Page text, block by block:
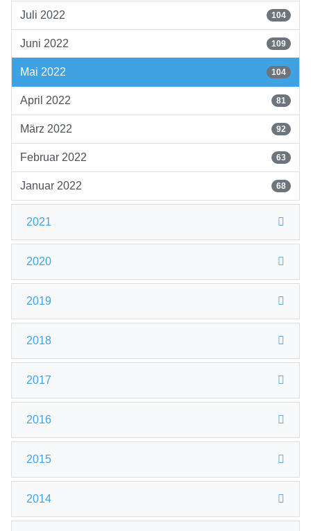
Juli 2022 104
Juni 2022 109
Mai 2022 104
April 2022 81
März 2022 92
Februar 2022 63
Januar 2022 68
2021
2020
2019
2018
2017
2016
2015
2014